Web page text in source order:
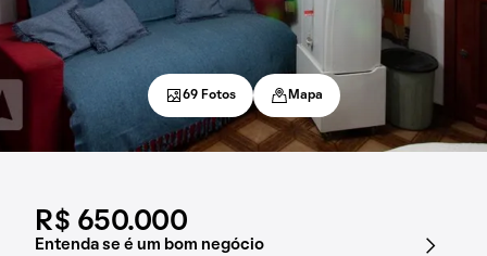
R$ 650.000
Entenda se é um bom negócio
69 Fotos Mapa